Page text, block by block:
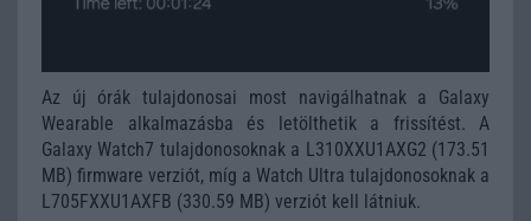
Az új órák tulajdonosai most navigálhatnak a Galaxy
Wearable alkalmazásba és letölthetik a frissítést. A
Galaxy Watch7 tulajdonosoknak a L310XXU1AXG2 (173.51
MB) firmware verziót, míg a Watch Ultra tulajdonosoknak a
L705FXXU1AXFB (330.59 MB) verziót kell látniuk.